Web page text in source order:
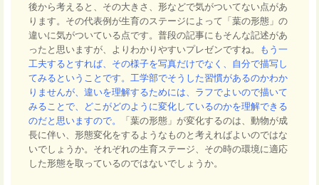
後から考えると、その大きさ、形などで気がついてない点があ
ります。その代表例が生育のステージによって「葉の形態」の
違いに気がついている点です。普段の記事にもそんな記述があ
ったと思いますが、よりわかりやすいプレゼンですね。
もう一
工夫するとすれば、その様子を写真だけでなく、自分で描写し
てみるということです。工学部でそうした習慣があるのかわか
りませんが、違いを理解するためには、ラフでよいので描いて
みることで、どこがどのように変化しているのかを理解できる
のだと思いますので。
「葉の形態」が変化するのは、動物が成
長に伴い、形態変化をするようなものと考えればよいのではな
いでしょうか。それぞれの生育ステージ、その時の環境に適応
した形態を取っているのではないでしょうか。